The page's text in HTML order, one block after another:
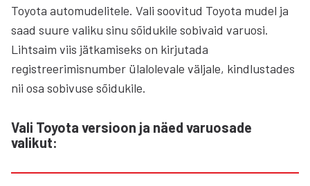
Toyota automudelitele. Vali soovitud Toyota mudel ja
saad suure valiku sinu sõidukile sobivaid varuosi.
Lihtsaim viis jätkamiseks on kirjutada
registreerimisnumber ülalolevale väljale, kindlustades
nii osa sobivuse sõidukile.
Vali Toyota versioon ja näed varuosade
valikut: